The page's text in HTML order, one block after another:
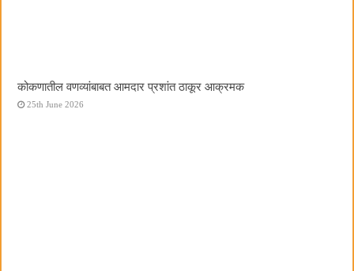
कोकणातील वणव्यांबाबत आमदार प्रशांत ठाकूर आक्रमक
25th June 2026